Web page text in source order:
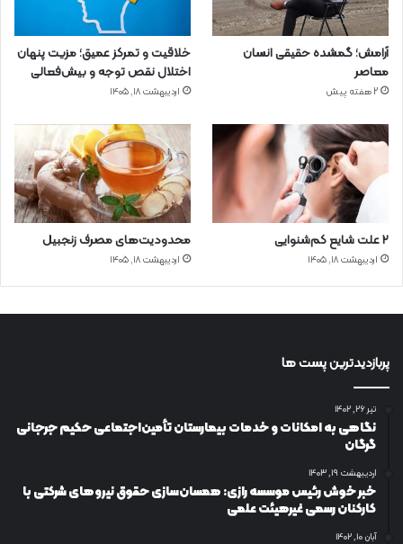
آرامش؛ گمشده حقیقی انسان
معاصر
2 هفته پیش
خلاقیت و تمرکز عمیق؛ مزیت پنهان
اختلال نقص توجه و بیش‌فعالی
اردیبهشت ۱۸, ۱۴۰۵
۲ علت شایع‌ کم‌شنوایی
اردیبهشت ۱۸, ۱۴۰۵
محدودیت‌های مصرف زنجبیل
اردیبهشت ۱۸, ۱۴۰۵
پربازدیدترین پست ها
تیر ۲۶, ۱۴۰۲
نگاهی به امکانات و خدمات بیمارستان تأمین‌اجتماعی حکیم جرجانی
گرگان
اردیبهشت ۱۹, ۱۴۰۳
خبر خوش رئیس موسسه رازی: همسان‌سازی حقوق نیروهای شرکتی با
کارکنان رسمی غیرهیئت علمی
آبان ۱۰, ۱۴۰۲